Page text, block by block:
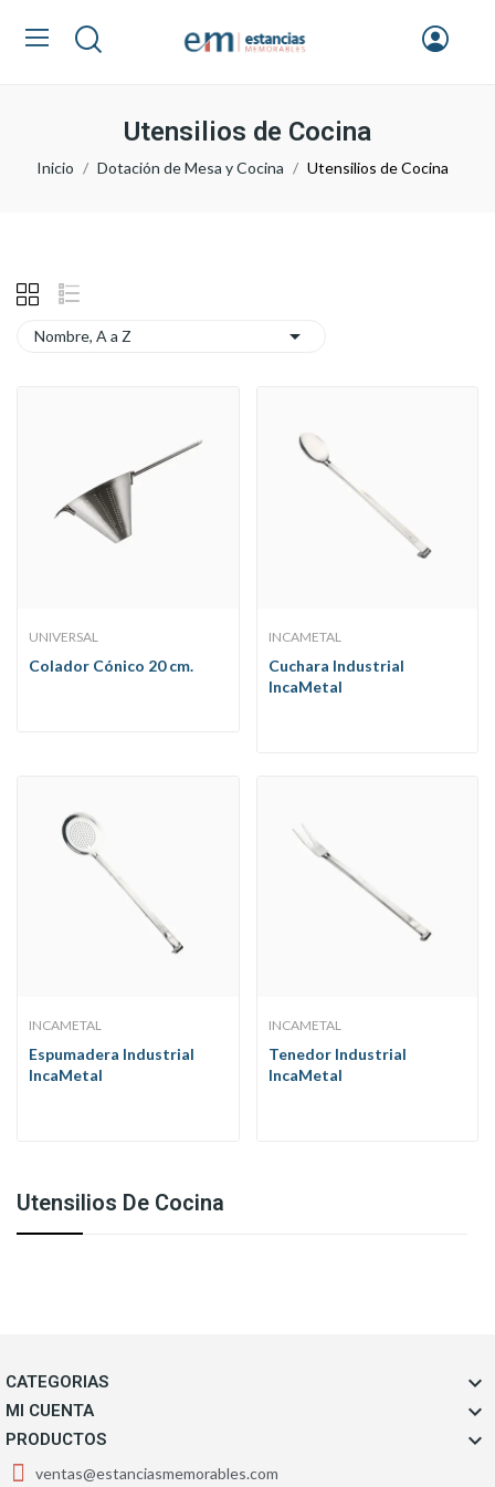
Utensilios de Cocina
Inicio Dotación de Mesa y Cocina Utensilios de Cocina
Utensilios De Cocina
Nombre, A a Z 
UNIVERSAL
Colador Cónico 20 cm.
INCAMETAL
Cuchara Industrial
IncaMetal
INCAMETAL
Espumadera Industrial
IncaMetal
INCAMETAL
Tenedor Industrial
IncaMetal
CATEGORIAS 
MI CUENTA 
PRODUCTOS 
ventas@estanciasmemorables.com